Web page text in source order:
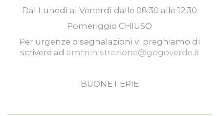
Dal Lunedì al Venerdì dalle 08:30 alle 12:30
Pomeriggio CHIUSO
Per urgenze o segnalazioni vi preghiamo di
scrivere ad amministrazione@gogoverde.it
BUONE FERIE